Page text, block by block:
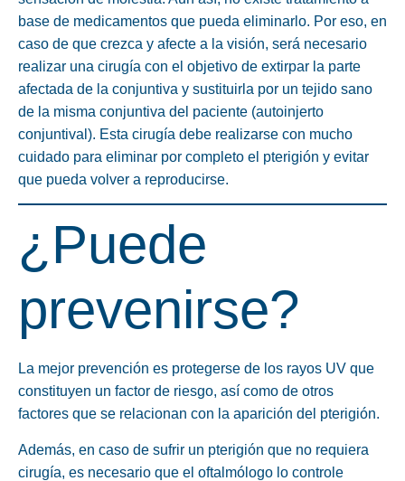
base de medicamentos que pueda eliminarlo. Por eso, en
caso de que crezca y afecte a la visión, será necesario
realizar una cirugía con el objetivo de extirpar la parte
afectada de la conjuntiva y sustituirla por un tejido sano
de la misma conjuntiva del paciente (autoinjerto
conjuntival). Esta cirugía debe realizarse con mucho
cuidado para eliminar por completo el pterigión y evitar
que pueda volver a reproducirse.
¿Puede
prevenirse?
La mejor prevención es protegerse de los rayos UV que
constituyen un factor de riesgo, así como de otros
factores que se relacionan con la aparición del pterigión.
Además, en caso de sufrir un pterigión que no requiera
cirugía, es necesario que el oftalmólogo lo controle